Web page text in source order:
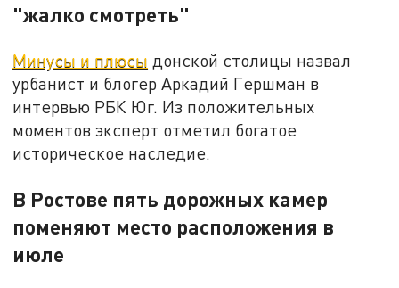
"жалко смотреть"
Минусы и плюсы донской столицы назвал
урбанист и блогер Аркадий Гершман в
интервью РБК Юг. Из положительных
моментов эксперт отметил богатое
историческое наследие.
В Ростове пять дорожных камер
поменяют место расположения в
июле